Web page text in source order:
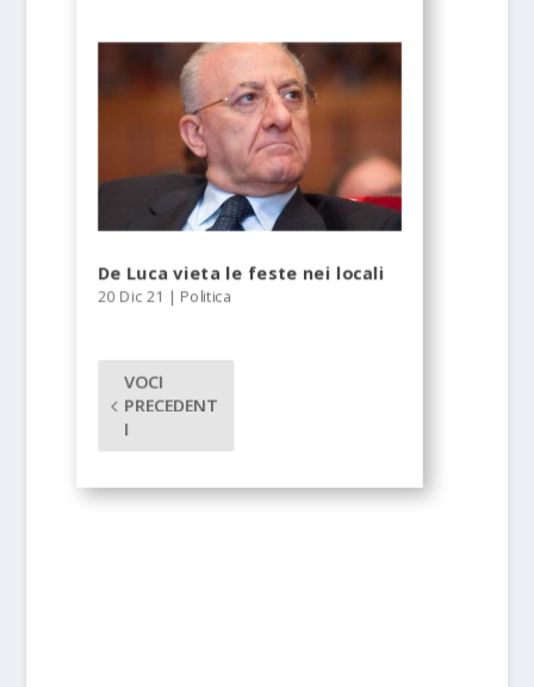
De Luca vieta le feste nei locali
20 Dic 21 | Politica
VOCI
PRECEDENT
I